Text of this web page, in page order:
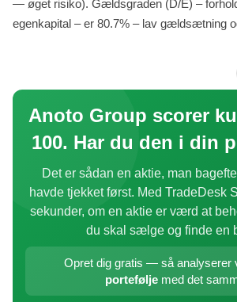
— øget risiko). Gældsgraden (D/E) –
egenkapital – er 80.7% – lav gældsætning
Anoto Group scorer
100. Har du den i din
Det er sådan en aktie, man
havde tjekket først. Med TradeDesk
sekunder, om en aktie er værd at
du skal sælge og finde en
Opret dig gratis — så analyserer
portefølje med det